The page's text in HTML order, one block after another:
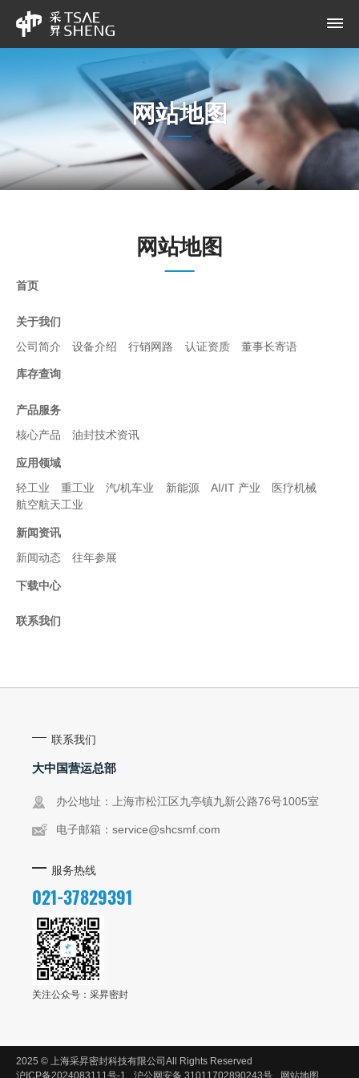
网站地图
网站地图
首页
关于我们
公司简介
设备介绍 行销网路 认证资质 董事长寄语
库存查询
产品服务
核心产品
油封技术资讯
应用领域
轻工业
重工业 汽/机车业 新能源 AI/IT 产业
医疗机械
航空航天工业
新闻资讯
新闻动态
往年参展
下载中心
联系我们
联系我们
大中国营运总部
办公地址：上海市松江区九亭镇九新公路76号1005室
电子邮箱： service@shcsmf.com
服务热线
021-37829391
关注公众号：采昇密封
2025 © 上海采昇密封科技有限公司All Rights Reserved
沪ICP备2024083111号-1
沪公网安备 31011702890243号 网站地图